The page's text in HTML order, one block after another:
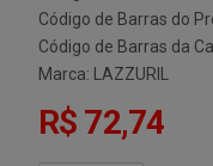
Código de Barras do
Código de Barras da
Marca: LAZZURIL
R$ 72,74